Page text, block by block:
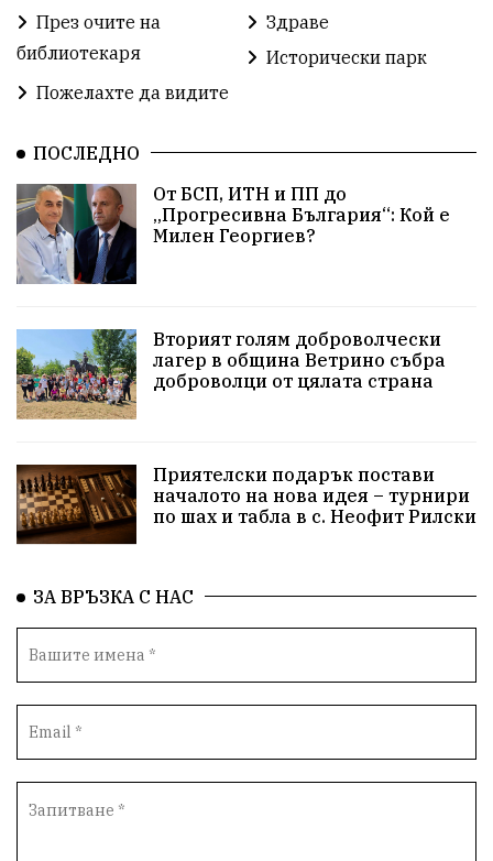
През очите на
библиотекаря
Здраве
Исторически парк
Пожелахте да видите
ПОСЛЕДНО
От БСП, ИТН и ПП до
„Прогресивна България“: Кой е
Милен Георгиев?
Вторият голям доброволчески
лагер в община Ветрино събра
доброволци от цялата страна
Приятелски подарък постави
началото на нова идея – турнири
по шах и табла в с. Неофит Рилски
ЗА ВРЪЗКА С НАС